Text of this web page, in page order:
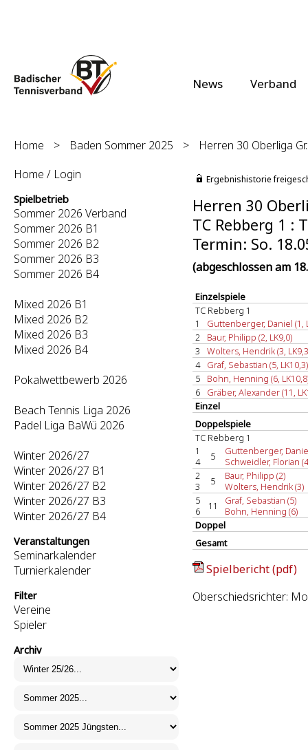
News Verband
Home > Baden Sommer 2025 >
Herren 30 Oberliga
Home / Login
Spielbetrieb
Sommer 2026 Verband
Sommer 2026 B1
Sommer 2026 B2
Sommer 2026 B3
Sommer 2026 B4
Mixed 2026 B1
Mixed 2026 B2
Mixed 2026 B3
Mixed 2026 B4
Pokalwettbewerb 2026
Beach Tennis Liga 2026
Padel Liga BaWü 2026
Winter 2026/27
Winter 2026/27 B1
Winter 2026/27 B2
Winter 2026/27 B3
Winter 2026/27 B4
Veranstaltungen
Seminarkalender
Turnierkalender
Filter
Vereine
Spieler
Archiv
Ergebnishistorie
Herren 30
TC Rebberg 1 :
Termin: So.
(abgeschlossen am
Einzelspiele
TC Rebberg 1
1
Guttenberger, Daniel (1,
2
Baur, Philipp (2, LK9,0)
3
Wolters, Hendrik (3,
4
Graf, Sebastian (5, LK10,3)
5
Bohn, Henning (6,
6
Gräber, Alexander (11,
Einzel
Doppelspiele
TC Rebberg 1
1
4
5
Guttenberger,
Schweidler, Florian
2
3
5
Baur, Philipp (2)
Wolters, Hendrik (3)
5
6
11
Graf, Sebastian (5)
Bohn, Henning (6)
Doppel
Gesamt
Spielbericht (pdf)
Oberschiedsrichter: